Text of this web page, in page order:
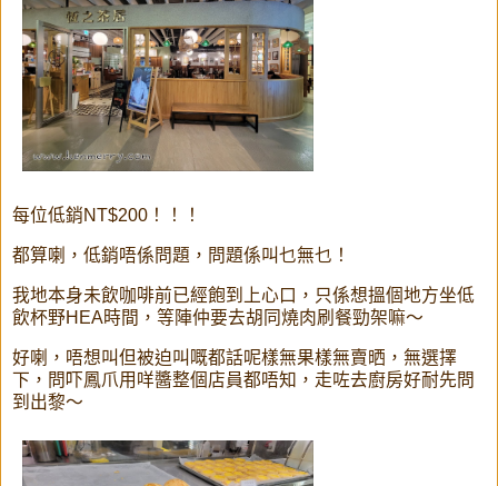
每位低銷NT$200！！！
都算喇，低銷唔係問題，問題係叫乜無乜！
我地本身未飲咖啡前已經飽到上心口，只係想搵個地方坐低
飲杯野HEA時間，等陣仲要去胡同燒肉刷餐勁架嘛～
好喇，唔想叫但被迫叫嘅都話呢樣無果樣無賣晒，無選擇
下，問吓鳳爪用咩醬整個店員都唔知，走咗去廚房好耐先問
到出黎～